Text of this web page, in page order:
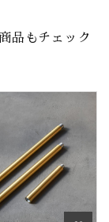
品もチェック